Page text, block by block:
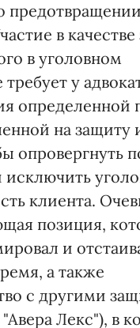
предотвращении
в
в уголовном
у
определенной
на защиту
опровергнуть
исключить
клиента.
позиция,
и
а также
с другими
Лекс"), в